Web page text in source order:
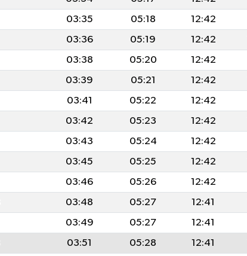
03:35 05:18 12:42
03:36 05:19 12:42
03:38 05:20 12:42
03:39 05:21 12:42
03:41 05:22 12:42
03:42 05:23 12:42
03:43 05:24 12:42
03:45 05:25 12:42
03:46 05:26 12:42
03:48 05:27 12:41
03:49 05:27 12:41
03:51 05:28 12:41